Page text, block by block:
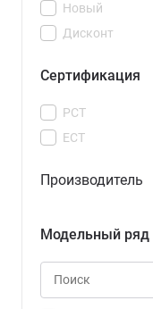
Новый
Дисконт
Сертификация
РСТ
ЕСТ
Производитель
Модельный ряд